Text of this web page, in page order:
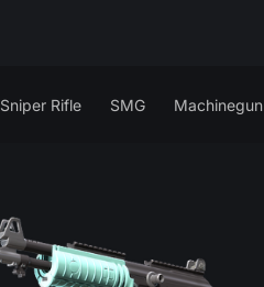
Sniper Rifle SMG Machinegun